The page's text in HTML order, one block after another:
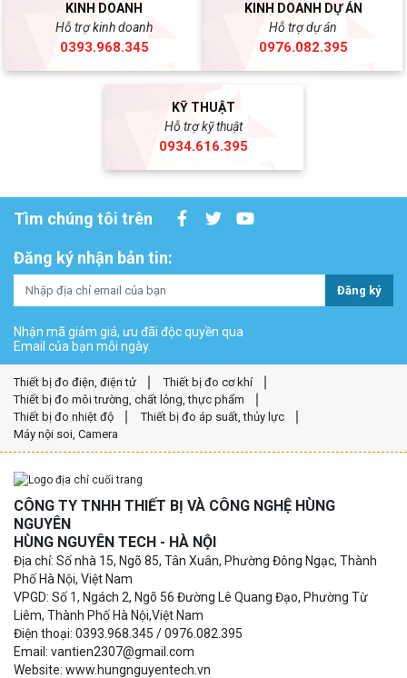
KINH DOANH
Hỗ trợ kinh doanh
0393.968.345
KINH DOANH DỰ ÁN
Hỗ trợ dự án
0976.082.395
KỸ THUẬT
Hỗ trợ kỹ thuật
0934.616.395
Tìm chúng tôi trên
Đăng ký nhận bản tin:
Đăng ký
Nhận mã giảm giá, ưu đãi độc quyền qua
Email của bạn mỗi ngày.
Thiết bị đo điện, điện tử
Thiết bị đo cơ khí
Thiết bị đo môi trường, chất lỏng, thực phẩm
Thiết bị đo nhiệt độ
Thiết bị đo áp suất, thủy lực
Máy nội soi, Camera
CÔNG TY TNHH THIẾT BỊ VÀ CÔNG NGHỆ HÙNG
NGUYÊN
HÙNG NGUYÊN TECH - HÀ NỘI
Địa chỉ: Số nhà 15, Ngõ 85, Tân Xuân, Phường Đông Ngạc, Thành
Phố Hà Nội, Việt Nam
VPGD: Số 1, Ngách 2, Ngõ 56 Đường Lê Quang Đạo, Phường Từ
Liêm, Thành Phố Hà Nội,Việt Nam
Điện thoại: 0393.968.345 / 0976.082.395
Email: vantien2307@gmail.com
Website: www.hungnguyentech.vn